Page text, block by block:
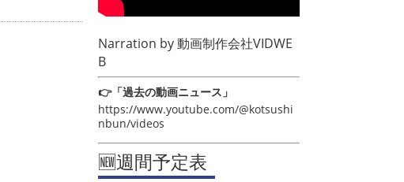
Narration by動画制作会社VIDWE
B
👉「過去の動画ニュース」
https://www.youtube.com/@kotsushi
nbun/videos
🆕週間予定表